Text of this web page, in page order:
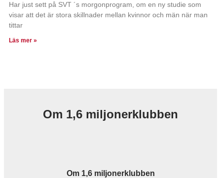
Har just sett på SVT ´s morgonprogram, om en ny studie som
visar att det är stora skillnader mellan kvinnor och män när man
tittar
Läs mer »
Om 1,6 miljonerklubben
Om 1,6 miljonerklubben